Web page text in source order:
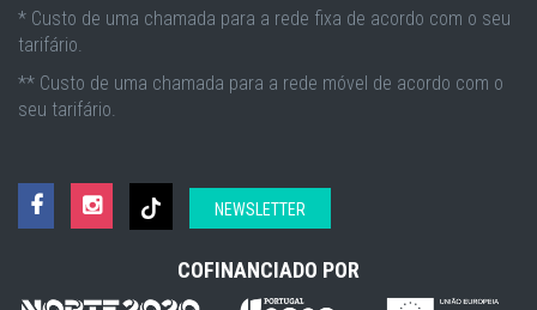
* Custo de uma chamada para a rede fixa de acordo com o seu
tarifário.
** Custo de uma chamada para a rede móvel de acordo com o
seu tarifário.
NEWSLETTER
COFINANCIADO POR